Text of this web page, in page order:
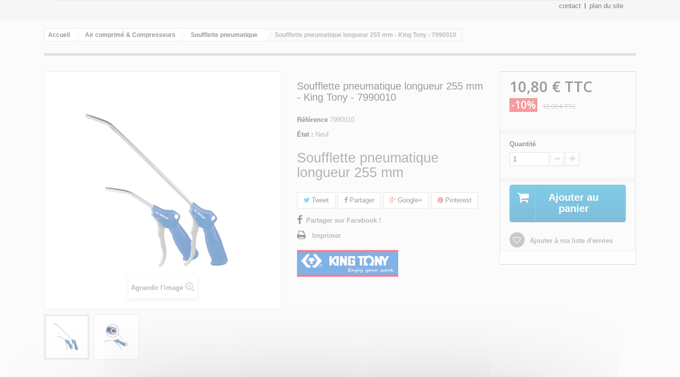
contact plan du site
Accueil Air comprimé & Compresseurs Soufflette pneumatique Soufflette pneumatique longueur 255 mm - King Tony - 7990010
Agrandir l'image
Soufflette pneumatique longueur 255 mm
- King Tony - 7990010
Référence 7990010
État : Neuf
Soufflette pneumatique
longueur 255 mm
Tweet Partager Google+ Pinterest
Partager sur Facebook !
Imprimer
10,80 € TTC
-10% 12,00 €TTC
Quantité
Ajouter au
panier
Ajouter à ma liste d'envies